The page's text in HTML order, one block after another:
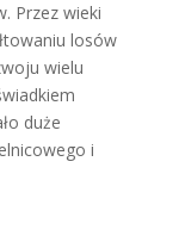
Przez wieki
losów
wielu
duże
i